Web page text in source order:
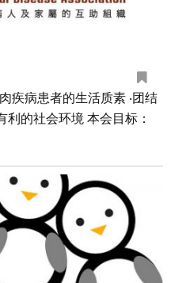
疾病患者的生活质素 ‧团结
利的社会环境 本会目标：